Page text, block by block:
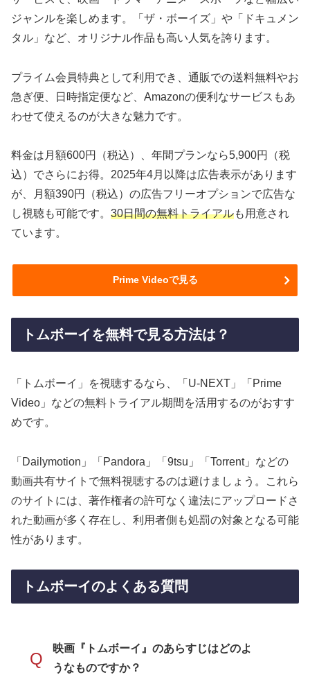
ジャンルを楽しめます。「ザ・ボーイズ」や「ドキュメン
タル」など、オリジナル作品も高い人気を誇ります。
プライム会員特典として利用でき、通販での送料無料やお
急ぎ便、日時指定便など、Amazonの便利なサービスもあ
わせて使えるのが大きな魅力です。
料金は月額600円（税込）、年間プランなら5,900円（税
込）でさらにお得。2025年4月以降は広告表示があります
が、月額390円（税込）の広告フリーオプションで広告な
し視聴も可能です。 30日間の無料トライアルも用意され
ています。
Prime Videoで見る
トムボーイを無料で見る方法は？
「トムボーイ」を視聴するなら、「U-NEXT」「Prime
Video」などの無料トライアル期間を活用するのがおすす
めです。
「Dailymotion」「Pandora」「9tsu」「Torrent」などの
動画共有サイトで無料視聴するのは避けましょう。これら
のサイトには、著作権者の許可なく違法にアップロードさ
れた動画が多く存在し、利用者側も処罰の対象となる可能
性があります。
トムボーイのよくある質問
Q
映画『トムボーイ』のあらすじはどのよ
うなものですか？